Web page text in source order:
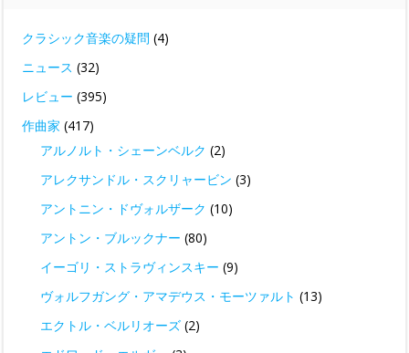
クラシック音楽の疑問 (4)
ニュース (32)
レビュー (395)
作曲家 (417)
アルノルト・シェーンベルク (2)
アレクサンドル・スクリャービン (3)
アントニン・ドヴォルザーク (10)
アントン・ブルックナー (80)
イーゴリ・ストラヴィンスキー (9)
ヴォルフガング・アマデウス・モーツァルト (13)
エクトル・ベルリオーズ (2)